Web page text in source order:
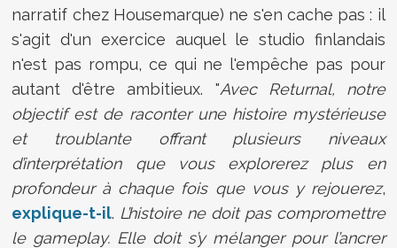
narratif chez Housemarque) ne s'en cache pas : il
s'agit d'un exercice auquel le studio finlandais
n'est pas rompu, ce qui ne l'empêche pas pour
autant d'être ambitieux. "Avec Returnal, notre
objectif est de raconter une histoire mystérieuse
et troublante offrant plusieurs niveaux
d’interprétation que vous explorerez plus en
profondeur à chaque fois que vous y rejouerez,
explique-t-il. L’histoire ne doit pas compromettre
le gameplay. Elle doit s’y mélanger pour l’ancrer